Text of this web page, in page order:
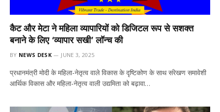
कैट और मेटा ने महिला व्यापारियों को डिजिटल रूप से सशक्त
बनाने के लिए ‘व्यापार सखी’ लॉन्च की
BY NEWS DESK JUNE 3, 2025
प्रधानमंत्री मोदी के महिला-नेतृत्व वाले विकास के दृष्टिकोण के साथ संरेखण समावेशी
आर्थिक विकास और महिला-नेतृत्व वाली उद्यमिता को बढ़ावा…